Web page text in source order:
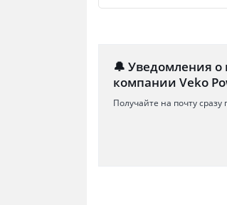
🔔 Уведомления о
компании Veko
Получайте на почту сразу